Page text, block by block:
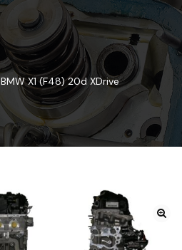
BMW X1 (F48) 20d XDrive